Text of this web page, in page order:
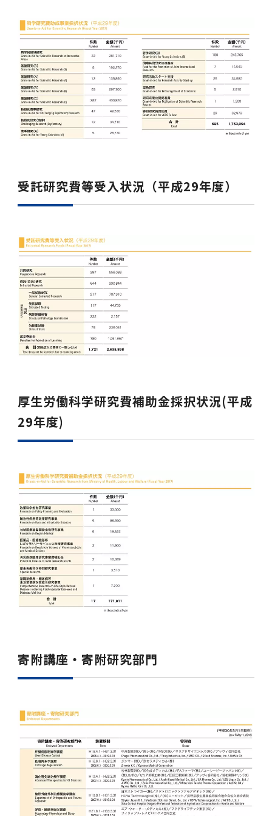
学長選考・監察会議
学長×医学部学生懇談
学長×歯学部学生懇談
東京医科歯科大学の歴史
英語版広報誌「TMDU ANNUAL NEWS」
学内向け広報誌「TMDUニュース」
医歯大ひろば
写真で綴る 東京医科歯科大学トップ
第1回『学びの地』
第2回『教育 講義・実習の軌跡』
第3回『知と癒しの匠の創造者たち』
クラウドファンディング実施プロジェクト一覧
３．自己点検・評価
第２期 中期目標・中期計画等について
第３期中期目標・中期計画等について
（第１期中期目標期間中）年度計画、年度評価
等について
（第２期中期目標期間中）年度計画・年度評価
等について
（第３期中期目標期間中）年度計画・年度評価
3．自己点検・評価
4．指定国立大学法人構想に関する進捗状況に
ついて
関連リンク先
「大学院学生の教育研究交流」に関する実施細
目
「複合領域コース｣｢編入学｣及び｢複数学士号｣
に関する協定書
「複合領域コース」の履修者に係る「編入学」
及び「複数学士号」に関する実施細目
各複合領域コースの概要
編入学制度について（複数学士号）
医療管理政策学（MMA）コース（東京医科歯科
大学）
法定公開情報
統計データ
土地・建物及び所在地／関係施設位置図
東京医科歯科大学規則集
研究不正の防止
会計監査人候補者の決定について
教育等の情報
動物実験等に関する情報
企業等からの資金提供状況の公表
次世代育成支援対策推進法による一般事業主行
動計画
目標とする教員の適正な年齢構成
キャンパスマスタープラン2016
国立大学法人ガバナンス・コード報告書
役員会議事概要について
東京医科歯科大学ダイバーシティ＆インクルー
ジョン推進宣言等
東京医科歯科大学ダイバーシティ＆インクルー
ジョン推進宣言等トップ
東京医科歯科大学ダイバーシティ＆インクルー
ジョン推進宣言／基本方針／アクション・プラ
女性活躍推進法による一般事業主行動計画
動計画
女性の活躍推進に向けた取り組み
次世代認定マーク「くるみん」を取得しました
（基準適合一般事業主認定）
ダイバーシティ・インクルージョン室
わくわく保育園（学内保育施設）
コンプライアンス・ハラスメントトップ
ハラスメントへの対応について
公益通報について
難治疾患研究所
国際交流サイト
研究情報サイト
研究テーマ検索システム
アルバイトについて
学生寮について
アパート等の紹介
学生保険制度について
サークル紹介
大学祭
留学について
歯学部サマープログラム
オンライン個別進学相談
地域特別枠推薦選抜説明会
入試説明会
ん
キャンパス紹介
学費・入学金・奨学金についてトップ
奨学金について
入学料・授業料の免除・徴収猶予について
大学院医歯学総合研究科生体検査科学講座
研究テーマ検索システム
お問い合わせ
Academic Year by Eligible Students
(*Autumn admission)
令和７年度（２０２５年度）総合知と癒しの次
世代フロントランナー育成プログラム（医歯学
系）「Science Tokyo SPRING (医歯学系)」
（旧TMDU卓越大学院生制度）対象学生（秋入
学対象）の募集について
Academic Year by Eligible Students
(*Autumn admission)
令和６年度（２０２４年度）総合知と癒しの次
世代フロントランナー育成プログラム（医歯学
系）「Science Tokyo SPRING (医歯学系)」
（旧TMDU卓越大学院生制度）対象学生（秋入
学対象）の募集について
Call for Applications to TMDU-SPRING
Program (formerly the TMDU WISE
Program) for the 2024 Academic Year
令和6年度（2024年度）東京医科歯科大学
「TMDU-SPRING」対象学生の募集について
（※春入学対象）について
Programs (II) for the 2023 Academic Year
by Eligible Students (*Autumn admission)
令和５年度（２０２３年度）東京医科歯科大学
「卓越大学院生制度（Ⅱ）」対象学生（秋入学
対象）の募集について
奨学金について
【2026年4月入学者】入学料免除・徴収猶予申
請について（Admission Fee
Exemption&Admission Fee Deferment）
「修学支援に対する相談窓口」を設置しまし
た。
日本学生支援機構
財団法人・地方公共団体等奨学金
2025年度国立大学臨床検査学系博士後期課程
優秀賞募集について
国民年金について
学生相談窓口
ピアサポーター
証明書関係トップ
医学部在学生
歯学部在学生
大学院在学生
附属学校在学生
障がいのある学生サポート
修学上の支援について
学生相談支援室
障害を理由とする差別の解消の推進に関する対
応要領
困りごと対策貸出グッズ
令和７年度（２０２５年度）新入生向けPC購
入推奨仕様書
令和６年度（２０２４年度）東京医科歯科大学
「研究者早期育成コース」採用決定通知書授与
式を行いました。
ス」採用決定通知書授与式を行いました。
令和４年度（２０２２年度）東京医科歯科大学
「研究者早期育成コース及び研究者養成コー
令和３年度（２０２１年度）東京医科歯科大学
「卓越大学院生制度（Ⅰ）」採用決定通知書授
与式を行いました。
学位の申請
在学生向け
在学生向けトップ
学校推薦・求人情報について
学外就職支援イベント
就職支援サイトリンク集
就職支援ガイド
外国人留学生の就職情報について
就職活動体験談について
内定取り消しについて
その他 就職関連情報（推薦書等）
新型コロナウイルス感染症に伴うお知らせ
卒業後の進路及び卒業者数
お茶の水祭
施設利用トップ
保健管理センター
学生・女性支援センター
フィットネスルーム・売店
情報システム
台風等の自然災害や交通機関運休による休講措
置（湯島地区）Class Cancellation Measures
due to Natural Disasters, such as
新入学の大学院生へ To New Graduate
博士課程 生命理工医療科学専攻
医歯学総合研究科修士課程履修要項（シラバ
ス）
博士課程 医歯学専攻
博士課程 医歯学専攻トップ
概要
分野構成
項（シラバス）
博士課程 国際連携専攻（ジョイント・ディグリ
ー・プログラム：JDP）
博士課程 生命理工医療科学専攻
博士課程 生命理工医療科学専攻トップ
概要
分野構成
医歯学総合研究科博士課程生命理工学系専攻履
修要項（シラバス）
履修要項（大学院シラバス）
年報
年報トップ
2024年（25.7MB）
2023年（49.5MB）
2022年（38.1 MB）
2021年（PDF：71.9 MB）
2019年 （PDF：71.7MB）
2017年 （PDF：75.1MB）
2016年 （PDF：73.0MB）
2015年 （PDF：83.3MB）
2014年 （PDF：21.4MB）
セミナー・特別講義
セミナー・特別講義トップ
2026年度
2025年度
2024年度
2021年度
2020年度
2019年度
2018年度
2016年度
2014年度
2013年度
2012年度
設置計画履行状況報告書
教育研究分野組織、指導教員研究内容
教育研究分野組織、指導教員研究内容トップ
看護先進科学専攻
履修要項（大学院シラバス）保健衛生学研究科
５大学災害看護コンソーシアム履修の手引き
統合教育機構学務企画課
年報
年報トップ
2024年（PDF：5.4MB）
2023年（PDF：4.5MB）
2022年（PDF：53.8 MB）
2020年 （PDF：4.6MB）
2019年 （PDF：5.2MB）
2018年 （PDF：18.7MB）
2017年 （PDF：7.2MB）
2016年 （PDF：13.5MB）
2015年 （PDF：2.3MB）
大学病院
大学病院トップ
歯科（歯系診療部門）
スポーツサイエンス機構
統合教育機構
医学・歯学分野における数理・データサイエン
ス・AI教育開発事業
大学統合時の教育・学生生活について（受験生
向け）
Regarding education and student life after
the integration（For prospective
students）
大学統合時の教育・学生生活について（在学生
向け）
Regarding education and student life after
the integration (For current students)
教学IR関連公開情報
教学IR関連公開情報トップ
卒業生進路アンケート
卒後3年大学評価アンケート
卒業時大学評価アンケート
教学IR 業績・活動
統合研究機構・統合イノベーション機構トップ
統合イノベーション機構
統合イノベーション機構トップ
医療ビッグデータによるトータル・ヘルスケア
オープンイノベーションセンター
ヘルスサイエンスR&Dセンター
若手研究者支援センター（統合研究機構）
研究基盤クラスター（統合研究機構）
リサーチコアセンター
生命倫理研究センター
疾患バイオリソースセンター
先端医歯工学創成クラスター（統合研究機構）
トップ
再生医療研究センター
再生医療研究センター（微生物安全性グルー
プ）
脳統合機能研究センター
核酸・ペプチド創薬治療研究センター
統合研究機構から他部局へ異動したセンター
ップ
低侵襲医療センター（旧：低侵襲医歯学研究セ
ンター）
オープンイノベーションセンター
統合国際機構
統合情報機構（図書館部門・ITセキュリティ部
門）
ITヘルプデスク（学内専用サイト）
図書館部門
図書館部門トップ
図書館
図書館講習会
イマキク
お茶の水医学雑誌
デジタル変革推進事務室
連絡先一覧
学生支援・保健管理機構トップ
保健管理センター
湯島学生支援センター
湯島学生支援センタートップ
学生相談支援室
ダイバーシティ・インクルージョン室
環境安全管理室
環境安全管理室トップ
環境報告書
広報部
用)
GAPファンド等の公募
各種実験手続き例(学内専用)
研究に必要な講習会等
ES細胞/iPS細胞を使用する実験(学内専用)
特定認定再生医療等委員会
プレスリリース
青い鳥広場(学内専用)
オープンイノベーションセンター
各種センター
高等研究院
剽窃チェックツール(学内専用)
安全保障輸出管理(学内専用)
利益相反
臨床研究法における臨床研究の利益相反管理に
特定認定再生医療等委員会
利益相反に関する説明会資料(ダウンロード)(学
内専用)
研究大学強化促進事業に関する情報・評価
受託研究費等受入状況（平成29年度）
厚生労働科学研究費補助金採択状況(平成
29年度)
寄附講座・寄附研究部門